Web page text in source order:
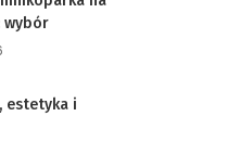
wybór
estetyka i